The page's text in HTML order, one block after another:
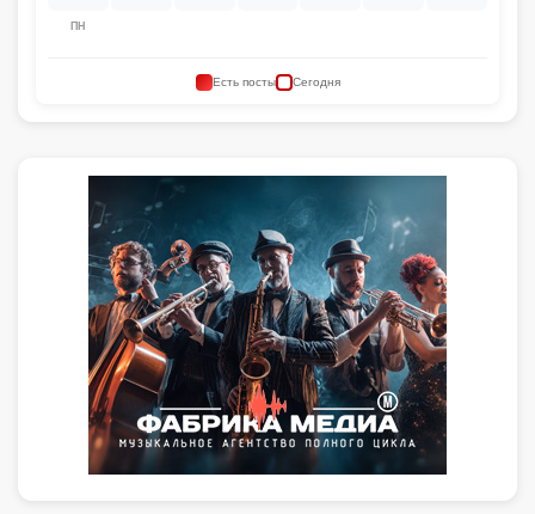
ПН
Есть посты Сегодня